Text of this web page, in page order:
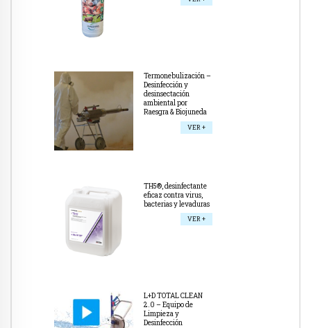
Termonebulización –
Desinfección y
desinsectación
ambiental por
Raesgra & Biojuneda
VER +
TH5®, desinfectante
eficaz contra virus,
bacterias y levaduras
VER +
L+D TOTAL CLEAN
2.0 – Equipo de
Limpieza y
Desinfección